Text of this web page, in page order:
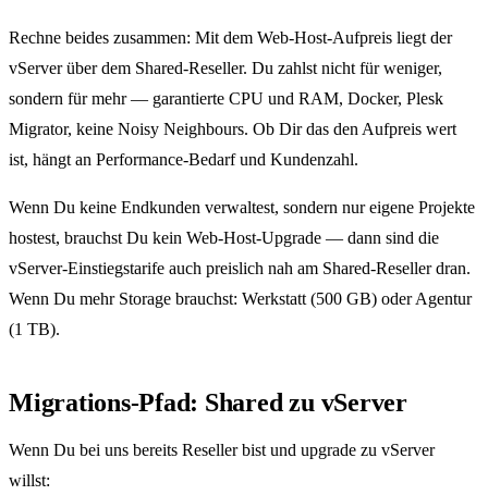
Rechne beides zusammen: Mit dem Web-Host-Aufpreis liegt der
vServer über dem Shared-Reseller. Du zahlst nicht für weniger,
sondern für mehr — garantierte CPU und RAM, Docker, Plesk
Migrator, keine Noisy Neighbours. Ob Dir das den Aufpreis wert
ist, hängt an Performance-Bedarf und Kundenzahl.
Wenn Du keine Endkunden verwaltest, sondern nur eigene Projekte
hostest, brauchst Du kein Web-Host-Upgrade — dann sind die
vServer-Einstiegstarife auch preislich nah am Shared-Reseller dran.
Wenn Du mehr Storage brauchst: Werkstatt (500 GB) oder Agentur
(1 TB).
Migrations-Pfad: Shared zu vServer
Wenn Du bei uns bereits Reseller bist und upgrade zu vServer
willst: